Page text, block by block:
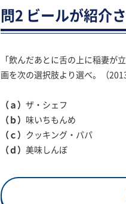
問2 ビールが紹介
「飲んだあとに舌の上に稲妻が
画を次の選択肢より選べ。（
（ａ） ザ・シェフ
（ｂ） 味いちもんめ
（ｃ） クッキング・パパ
（ｄ） 美味しんぼ